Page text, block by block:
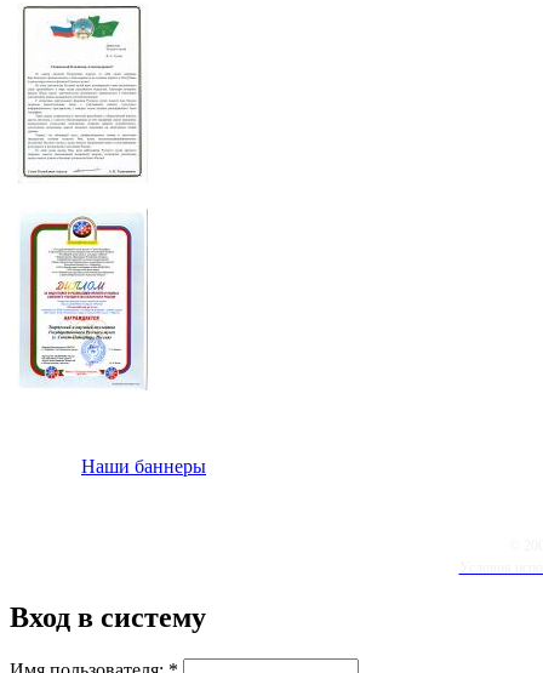
Наши баннеры
Вход в систему